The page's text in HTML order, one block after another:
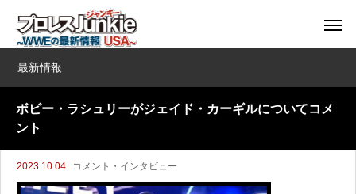
最新情報
ボビー・ラシュリーがジェイド・カーギルについてコメ
ント
2023.10.04 コメント・インタビュー